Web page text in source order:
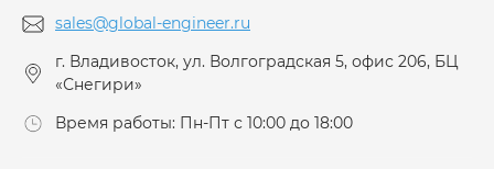
sales@global-engineer.ru
г. Владивосток, ул. Волгоградская 5, офис 206, БЦ
«Снегири»
Время работы: Пн-Пт с 10:00 до 18:00